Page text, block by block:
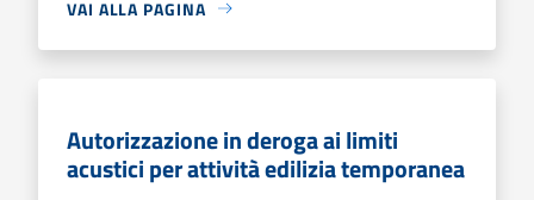
VAI ALLA PAGINA
Autorizzazione in deroga ai limiti
acustici per attività edilizia temporanea